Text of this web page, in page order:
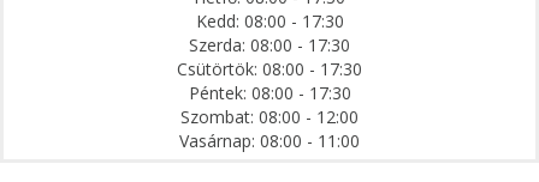
Kedd: 08:00 - 17:30
Szerda: 08:00 - 17:30
Csütörtök: 08:00 - 17:30
Péntek: 08:00 - 17:30
Szombat: 08:00 - 12:00
Vasárnap: 08:00 - 11:00